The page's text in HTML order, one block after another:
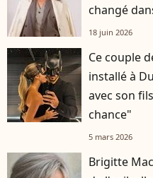
changé
18 juin 2026
Ce couple
installé à
avec son
chance"
5 mars 2026
Brigitte